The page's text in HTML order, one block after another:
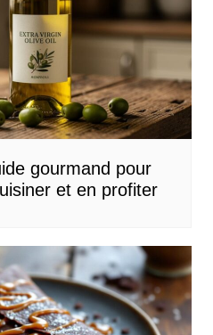
gourmand pour
et en profiter